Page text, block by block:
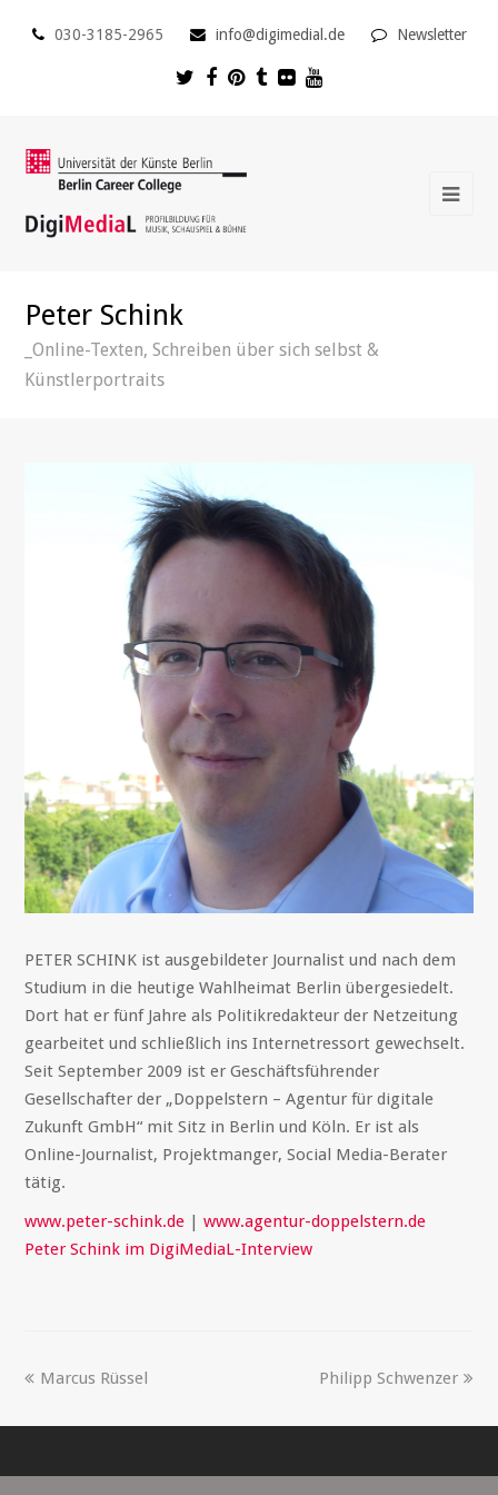
030-3185-2965 info@digimedial.de Newsletter
Peter Schink
_Online-Texten, Schreiben über sich selbst &
Künstlerportraits
PETER SCHINK ist ausgebildeter Journalist und nach dem
Studium in die heutige Wahlheimat Berlin übergesiedelt.
Dort hat er fünf Jahre als Politikredakteur der Netzeitung
gearbeitet und schließlich ins Internetressort gewechselt.
Seit September 2009 ist er Geschäftsführender
Gesellschafter der „Doppelstern – Agentur für digitale
Zukunft GmbH“ mit Sitz in Berlin und Köln. Er ist als
Online-Journalist, Projektmanger, Social Media-Berater
tätig.
www.peter-schink.de |www.agentur-doppelstern.de
Peter Schink im DigiMediaL-Interview
Marcus Rüssel Philipp Schwenzer